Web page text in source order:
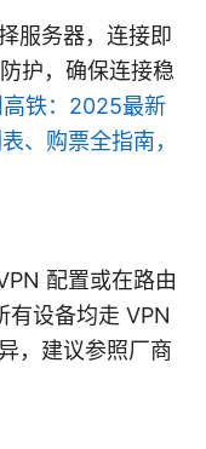
服务器，连接即
护，确保连接稳
高铁：2025最新
、购票全指南，
配置或在路由
有设备均走 VPN
，建议参照厂商